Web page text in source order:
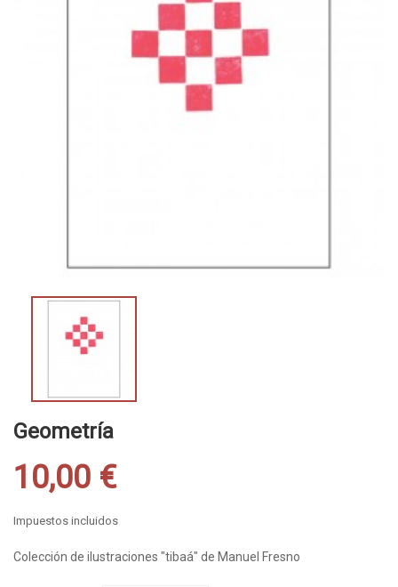
Geometría
10,00 €
Impuestos incluidos
Colección de ilustraciones "tibaá" de Manuel Fresno